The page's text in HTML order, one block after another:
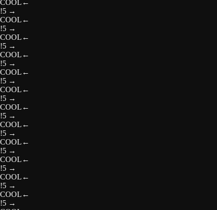
COOL ←
!5 →
COOL ←
!5 →
COOL ←
!5 →
COOL ←
!5 →
COOL ←
!5 →
COOL ←
!5 →
COOL ←
!5 →
COOL ←
!5 →
COOL ←
!5 →
COOL ←
!5 →
COOL ←
!5 →
COOL ←
!5 →